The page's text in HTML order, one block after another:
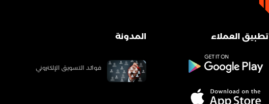
تطبيق العملاء المدونة
فوائد التسويق الإلكتروني